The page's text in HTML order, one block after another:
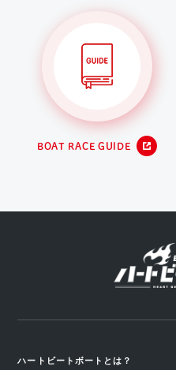
BOAT RACE GUIDE
ハートビートボートとは？